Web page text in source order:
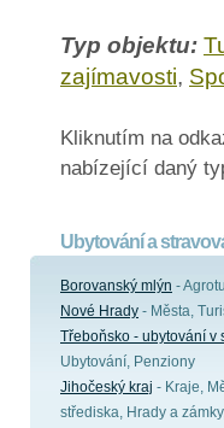
Typ objektu:
zajímavosti,
Kliknutím na
nabízející daný
Ubytování a
Borovanský mlýn -
Nové Hrady - Města,
Třeboňsko - ubytování v
Ubytování, Penziony
Jihočeský kraj - Kraje,
střediska, Hrady a